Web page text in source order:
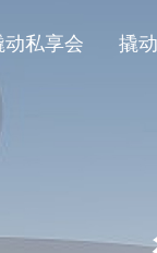
动私享会 撬